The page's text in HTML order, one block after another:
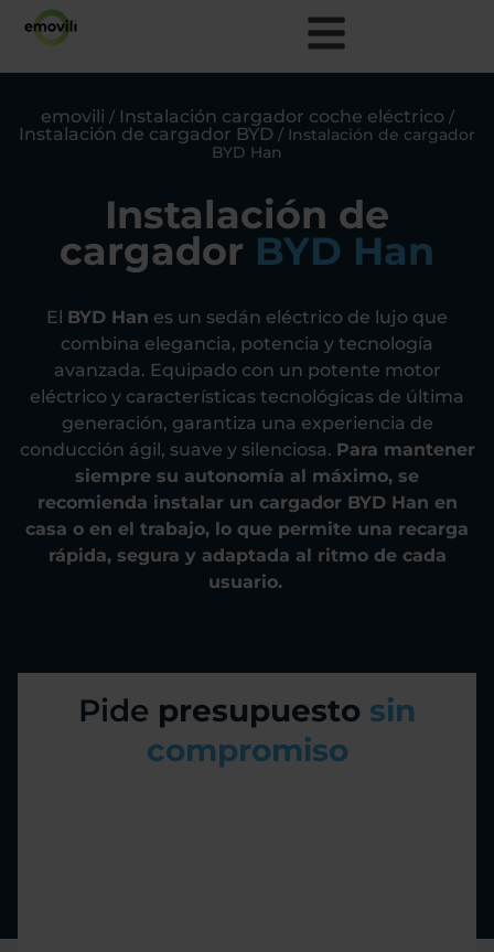
emovili / Instalación cargador coche eléctrico /
Instalación de cargador BYD / Instalación de cargador
BYD Han
Instalación de
cargador BYD Han
El BYD Han es un sedán eléctrico de lujo que
combina elegancia, potencia y tecnología
avanzada. Equipado con un potente motor
eléctrico y características tecnológicas de última
generación, garantiza una experiencia de
conducción ágil, suave y silenciosa. Para mantener
siempre su autonomía al máximo, se
recomienda instalar un cargador BYD Han en
casa o en el trabajo, lo que permite una recarga
rápida, segura y adaptada al ritmo de cada
usuario.
Pide presupuesto sin
compromiso